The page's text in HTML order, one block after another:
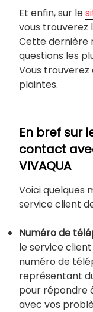
Et enfin, sur le
vous trouverez
Cette dernière
questions les
Vous trouverez
plaintes.
En bref sur
contact
VIVAQUA
Voici quelques
service client
Numéro de
le service
numéro de
représentant
pour répondre
avec vos